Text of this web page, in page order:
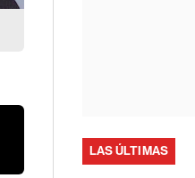
LAS ÚLTIMAS